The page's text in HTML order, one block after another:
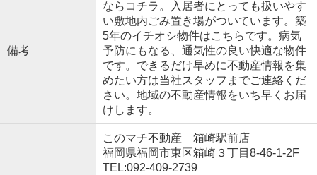
備考
ならコチラ。入居者にとっても扱いやす
い敷地内ごみ置き場がついています。築
5年のイチオシ物件はこちらです。病気
予防にもなる、通気性の良い快適な物件
です。できるだけ早めに不動産情報を集
めたい方は当社スタッフまでご連絡くだ
さい。地域の不動産情報をいち早くお届
けします。
このマチ不動産 箱崎駅前店
福岡県福岡市東区箱崎３丁目8-46-1-2F
TEL:092-409-2739